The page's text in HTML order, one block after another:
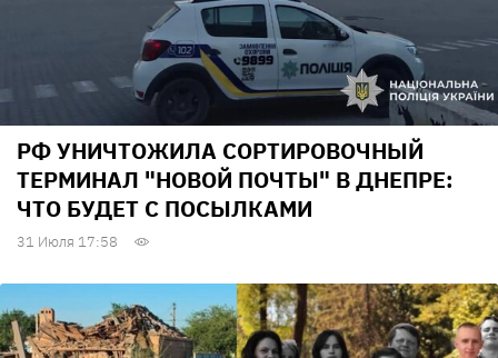
РФ УНИЧТОЖИЛА СОРТИРОВОЧНЫЙ
ТЕРМИНАЛ "НОВОЙ ПОЧТЫ" В ДНЕПРЕ:
ЧТО БУДЕТ С ПОСЫЛКАМИ
31 Июля 17:58